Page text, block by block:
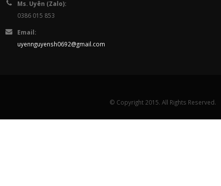
Ms. Uyên (Zalo):
0386 015 853
Email:
uyennguyensh0692@gmail.com
© Copyright 2015. All Rights Reserved.